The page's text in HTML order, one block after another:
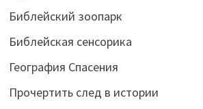
Библейский зоопарк
Библейская сенсорика
География Спасения
Прочертить след в истории